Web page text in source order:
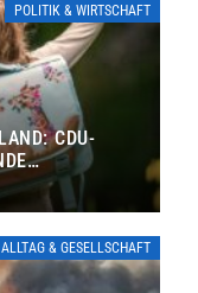
POLITIK & WIRTSCHAFT
CDU-
ALLTAG & GESELLSCHAFT